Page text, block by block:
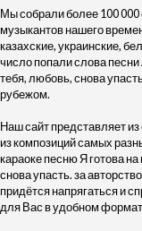
Мы собрали более 100
музыкантов нашего
казахские, украинские,
число попали слова песни
тебя, любовь, снова
рубежом.
Наш сайт представляет
из композиций самых
караоке песню Я готова
снова упасть. за
придётся напрягаться и
для Вас в удобном